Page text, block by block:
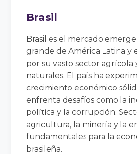
Brasil
Brasil es el mercado
grande de América Latina y
por su vasto sector agrícola
naturales. El país ha
crecimiento económico
enfrenta desafíos como la
política y la corrupción.
agricultura, la minería y la
fundamentales para la
brasileña.